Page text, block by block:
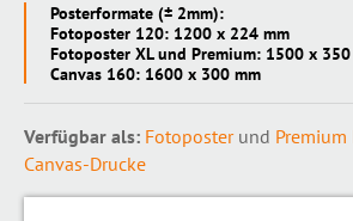
Posterformate (± 2mm):
Fotoposter 120: 1200 x 224 mm
Fotoposter XL und Premium: 1500 x
Canvas 160: 1600 x 300 mm
Verfügbar als: Fotoposterund
Canvas-Drucke